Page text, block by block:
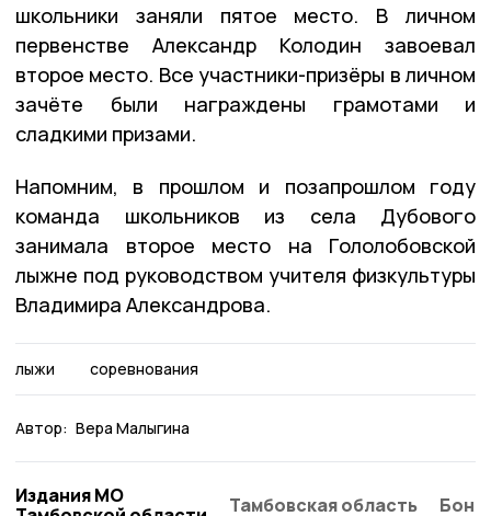
школьники заняли пятое место. В личном
первенстве Александр Колодин завоевал
второе место. Все участники-призёры в личном
зачёте были награждены грамотами и
сладкими призами.
Напомним, в прошлом и позапрошлом году
команда школьников из села Дубового
занимала второе место на Гололобовской
лыжне под руководством учителя физкультуры
Владимира Александрова.
лыжи соревнования
Автор: Вера Малыгина
Издания МО
Тамбовская область